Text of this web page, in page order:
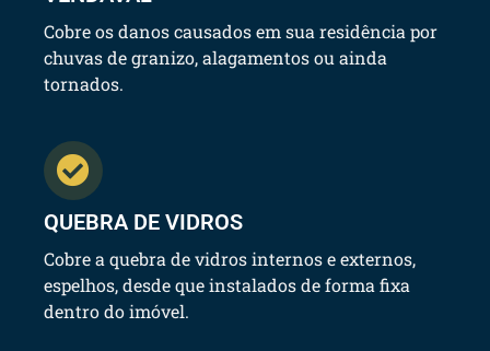
Cobre os danos causados em sua residência por
chuvas de granizo, alagamentos ou ainda
tornados.
QUEBRA DE VIDROS
Cobre a quebra de vidros internos e externos,
espelhos, desde que instalados de forma fixa
dentro do imóvel.